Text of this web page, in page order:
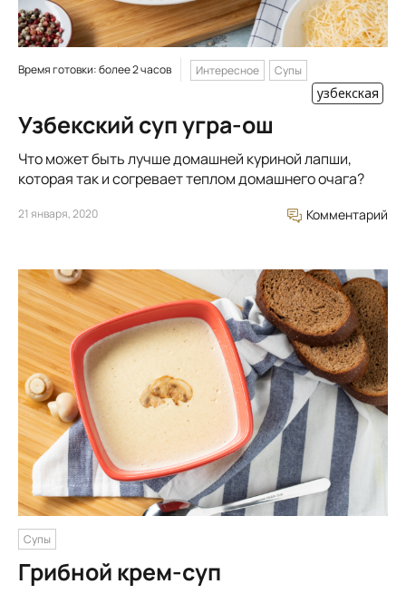
Время готовки: более 2 часов Интересное Супы
узбекская
Узбекский суп угра-ош
Что может быть лучше домашней куриной лапши,
которая так и согревает теплом домашнего очага?
21 января, 2020 Комментарий
Супы
Грибной крем-суп